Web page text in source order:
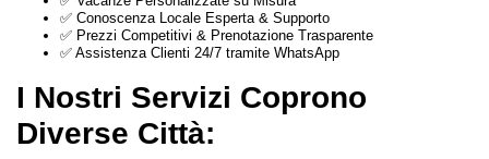
✅ Conoscenza Locale Esperta & Supporto
✅ Prezzi Competitivi & Prenotazione Trasparente
✅ Assistenza Clienti 24/7 tramite WhatsApp
I Nostri Servizi Coprono
Diverse Città: